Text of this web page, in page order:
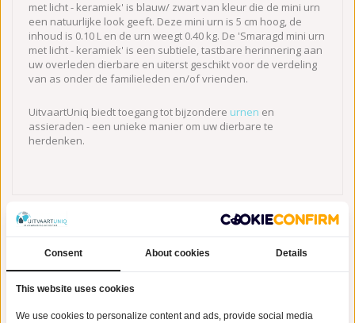
met licht - keramiek' is blauw/ zwart van kleur die de mini urn
een natuurlijke look geeft. Deze mini urn is 5 cm hoog, de
inhoud is 0.10 L en de urn weegt 0.40 kg. De 'Smaragd mini urn
met licht - keramiek' is een subtiele, tastbare herinnering aan
uw overleden dierbare en uiterst geschikt voor de verdeling
van as onder de familieleden en/of vrienden.
UitvaartUniq biedt toegang tot bijzondere urnen en
assieraden - een unieke manier om uw dierbare te
herdenken.
Gerelateerde producten
Consent About cookies Details
This website uses cookies
We use cookies to personalize content and ads, provide social media